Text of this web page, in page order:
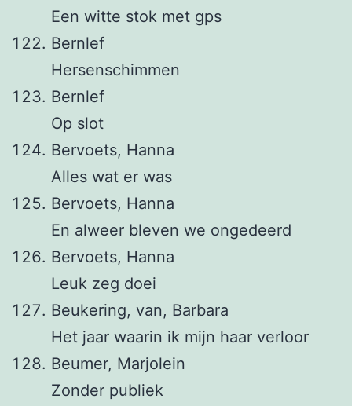
Een witte stok met gps
Bernlef
Hersenschimmen
Bernlef
Op slot
Bervoets, Hanna
Alles wat er was
Bervoets, Hanna
En alweer bleven we ongedeerd
Bervoets, Hanna
Leuk zeg doei
Beukering, van, Barbara
Het jaar waarin ik mijn haar verloor
Beumer, Marjolein
Zonder publiek